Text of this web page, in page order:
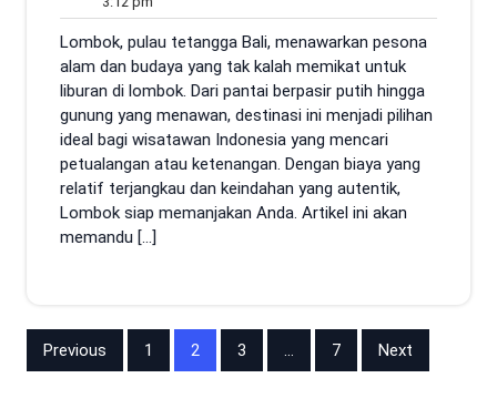
2025
pm
Lombok, pulau tetangga Bali, menawarkan pesona
alam dan budaya yang tak kalah memikat untuk
liburan di lombok. Dari pantai berpasir putih hingga
gunung yang menawan, destinasi ini menjadi pilihan
ideal bagi wisatawan Indonesia yang mencari
petualangan atau ketenangan. Dengan biaya yang
relatif terjangkau dan keindahan yang autentik,
Lombok siap memanjakan Anda. Artikel ini akan
memandu […]
Posts
Previous 1 2 3 7 Next